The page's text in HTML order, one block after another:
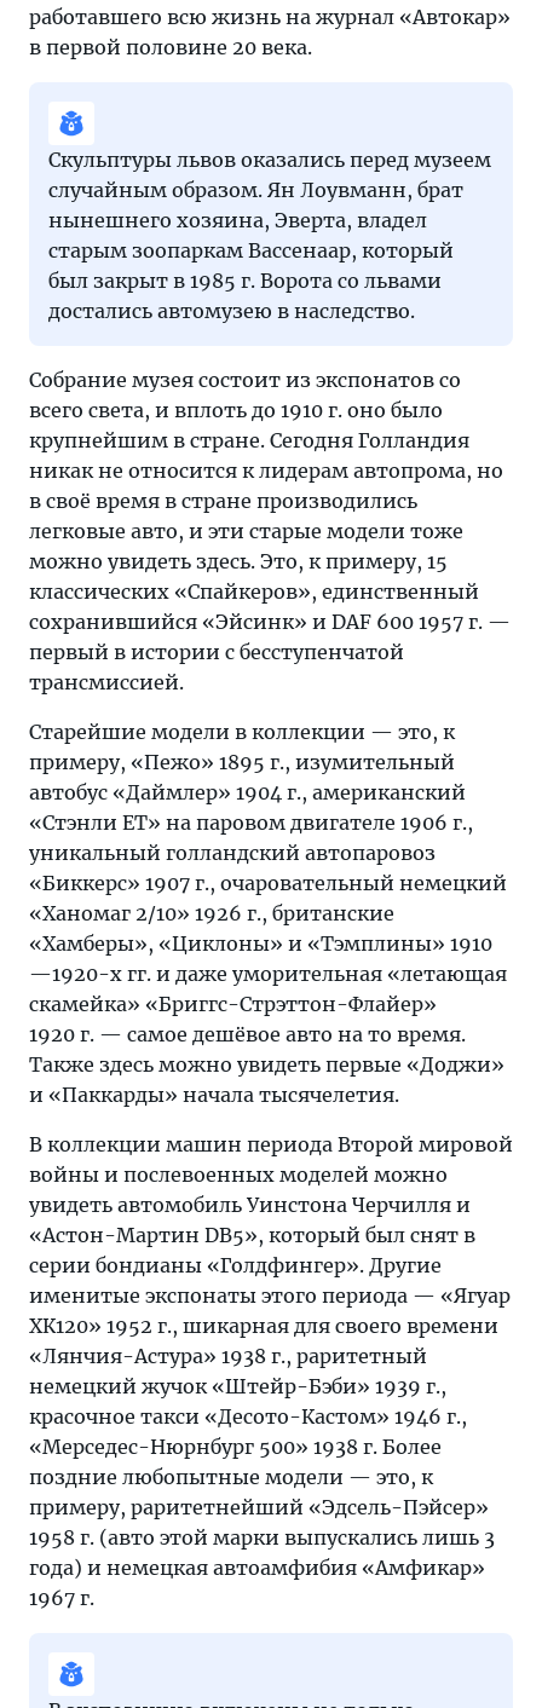
работавшего всю жизнь на журнал «Автокар»
в первой половине 20 века.
Скульптуры львов оказались перед музеем
случайным образом. Ян Лоувманн, брат
нынешнего хозяина, Эверта, владел
старым зоопаркам Вассенаар, который
был закрыт в 1985 г. Ворота со львами
достались автомузею в наследство.
Собрание музея состоит из экспонатов со
всего света, и вплоть до 1910 г. оно было
крупнейшим в стране. Сегодня Голландия
никак не относится к лидерам автопрома, но
в своё время в стране производились
легковые авто, и эти старые модели тоже
можно увидеть здесь. Это, к примеру, 15
классических «Спайкеров», единственный
сохранившийся «Эйсинк» и DAF 600 1957 г. —
первый в истории с бесступенчатой
трансмиссией.
Старейшие модели в коллекции — это, к
примеру, «Пежо» 1895 г., изумительный
автобус «Даймлер» 1904 г., американский
«Стэнли ЕТ» на паровом двигателе 1906 г.,
уникальный голландский автопаровоз
«Биккерс» 1907 г., очаровательный немецкий
«Ханомаг 2/10» 1926 г., британские
«Хамберы», «Циклоны» и «Тэмплины» 1910
—1920-х гг. и даже уморительная «летающая
скамейка» «Бриггс-Стрэттон-Флайер»
1920 г. — самое дешёвое авто на то время.
Также здесь можно увидеть первые «Доджи»
и «Паккарды» начала тысячелетия.
В коллекции машин периода Второй мировой
войны и послевоенных моделей можно
увидеть автомобиль Уинстона Черчилля и
«Астон-Мартин DB5», который был снят в
серии бондианы «Голдфингер». Другие
именитые экспонаты этого периода — «Ягуар
ХК120» 1952 г., шикарная для своего времени
«Лянчия-Астура» 1938 г., раритетный
немецкий жучок «Штейр-Бэби» 1939 г.,
красочное такси «Десото-Кастом» 1946 г.,
«Мерседес-Нюрнбург 500» 1938 г. Более
поздние любопытные модели — это, к
примеру, раритетнейший «Эдсель-Пэйсер»
1958 г. (авто этой марки выпускались лишь 3
года) и немецкая автоамфибия «Амфикар»
1967 г.